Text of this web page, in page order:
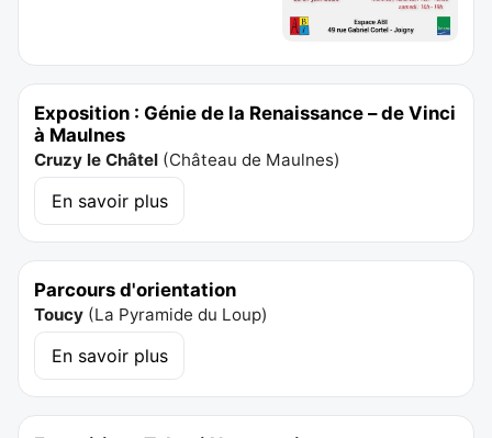
Exposition : Génie de la Renaissance – de Vinci
à Maulnes
Cruzy le Châtel (Château de Maulnes)
En savoir plus
Parcours d'orientation
Toucy (La Pyramide du Loup)
En savoir plus